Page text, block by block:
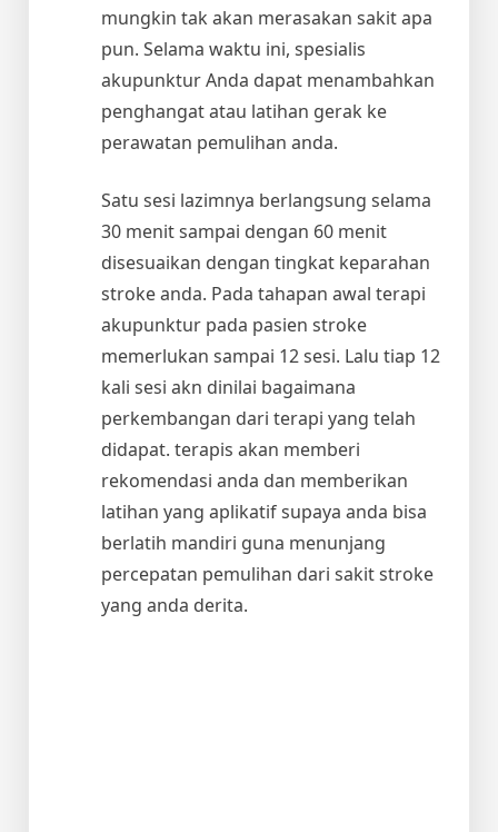
mungkin tak akan merasakan sakit apa
pun. Selama waktu ini, spesialis
akupunktur Anda dapat menambahkan
penghangat atau latihan gerak ke
perawatan pemulihan anda.
Satu sesi lazimnya berlangsung selama
30 menit sampai dengan 60 menit
disesuaikan dengan tingkat keparahan
stroke anda. Pada tahapan awal terapi
akupunktur pada pasien stroke
memerlukan sampai 12 sesi. Lalu tiap 12
kali sesi akn dinilai bagaimana
perkembangan dari terapi yang telah
didapat. terapis akan memberi
rekomendasi anda dan memberikan
latihan yang aplikatif supaya anda bisa
berlatih mandiri guna menunjang
percepatan pemulihan dari sakit stroke
yang anda derita.